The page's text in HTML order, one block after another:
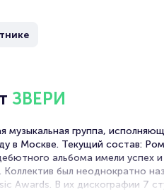
ЗВЕРИ
музыкальная группа,
в Москве. Текущий состав:
альбома имели успех
Коллектив был неоднократно
Awards. В их дискографии 7